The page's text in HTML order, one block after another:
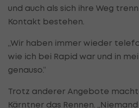
und auch als sich ihre Weg
Kontakt bestehen.
„Wir haben immer wieder
wie ich bei Rapid war und in
genauso.“
Trotz anderer Angebote
Kärntner das Rennen.